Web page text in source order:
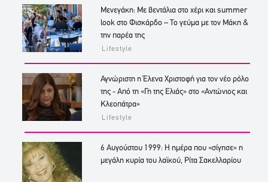
Μενεγάκη: Με βεντάλια στο χέρι και summer
look στο Φισκάρδο – Το γεύμα με τον Μάκη &
την παρέα της
Lifestyle
Αγνώριστη η Έλενα Χριστοφή για τον νέο ρόλο
της - Από τη «Γη της Ελιάς» στο «Αντώνιος και
Κλεοπάτρα»
Lifestyle
6 Αυγούστου 1999: Η ημέρα που «σίγησε» η
μεγάλη κυρία του λαϊκού, Ρίτα Σακελλαρίου